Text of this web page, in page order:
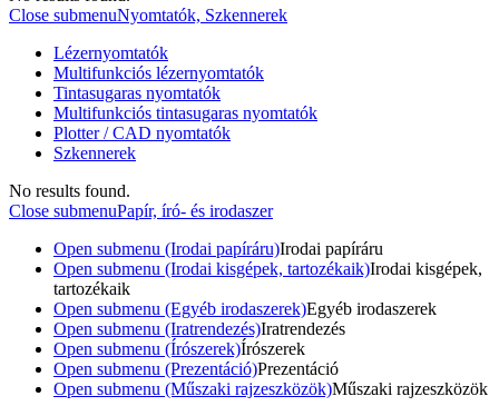
Close submenuNyomtatók, Szkennerek
Lézernyomtatók
Multifunkciós lézernyomtatók
Tintasugaras nyomtatók
Multifunkciós tintasugaras nyomtatók
Plotter / CAD nyomtatók
Szkennerek
No results found.
Close submenuPapír, író- és irodaszer
Open submenu (Irodai papíráru)Irodai papíráru
Open submenu (Irodai kisgépek, tartozékaik)Irodai kisgépek,
tartozékaik
Open submenu (Egyéb irodaszerek)Egyéb irodaszerek
Open submenu (Iratrendezés)Iratrendezés
Open submenu (Írószerek)Írószerek
Open submenu (Prezentáció)Prezentáció
Open submenu (Műszaki rajzeszközök)Műszaki rajzeszközök